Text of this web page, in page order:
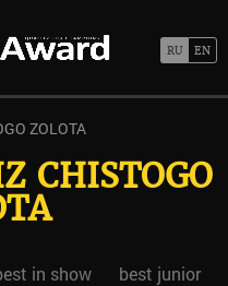
ZOLOTA
CHISTOGO
in show
best junior